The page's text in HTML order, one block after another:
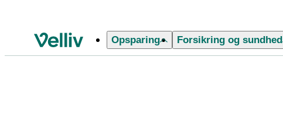
Velliv startside
Opsparing Forsikring og sundhed